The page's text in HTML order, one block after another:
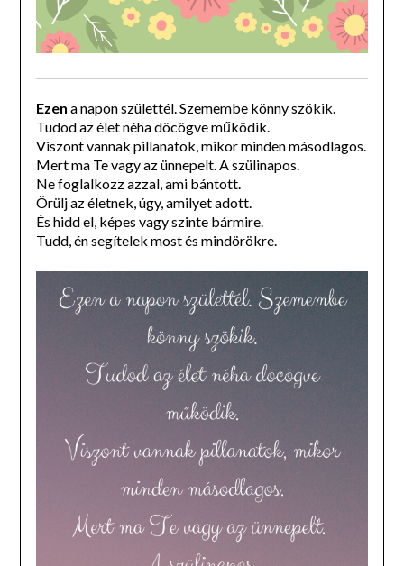
Ezen a napon születtél. Szemembe könny szökik.
Tudod az élet néha döcögve működik.
Viszont vannak pillanatok, mikor minden másodlagos.
Mert ma Te vagy az ünnepelt. A szülinapos.
Ne foglalkozz azzal, ami bántott.
Örülj az életnek, úgy, amilyet adott.
És hidd el, képes vagy szinte bármire.
Tudd, én segítelek most és mindörökre.